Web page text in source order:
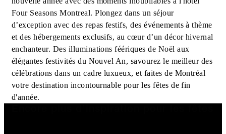
Four Seasons Montreal. Plongez dans un séjour
d’exception avec des repas festifs, des événements à thème
et des hébergements exclusifs, au cœur d’un décor hivernal
enchanteur. Des illuminations féériques de Noël aux
élégantes festivités du Nouvel An, savourez le meilleur des
célébrations dans un cadre luxueux, et faites de Montréal
votre destination incontournable pour les fêtes de fin
d'année.